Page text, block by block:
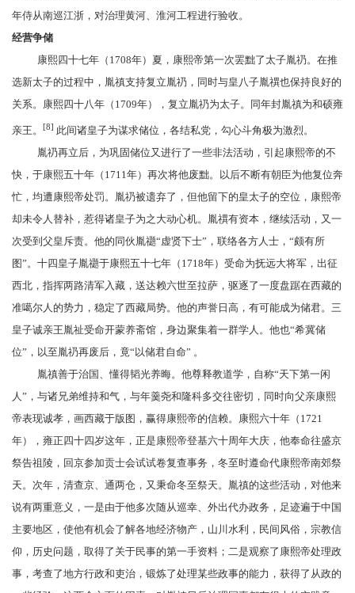
年侍从南巡江浙 ，对治理黄河 淮河工程进行验收。
经营争储
康熙四十七年（1708年）夏，康熙帝第一次罢黜了太子胤礽 。在推
选新太子的过程中，胤禛支持复立胤礽 ，同时与皇八子胤禩也保持良好的
关系。康熙四十八年（1709年），复立胤礽为太子。同年封胤禛为和硕雍
亲王 。 [8] 此间诸皇子为谋求储位，各结私党，勾心斗角极为激烈。
胤礽再立后，为巩固储位又进行了一些非法活动，引起康熙帝的不
快，于康熙五十年（1711年）再次将他废黜。以后不断有朝臣为他复位奔
忙，均遭康熙帝处罚。 胤礽被遗弃了，但他留下的皇太子的空位，康熙帝
却未令人替补，惹得诸皇子为之大动心机。 胤禩有资本，继续活动，又一
次受到父皇斥责。他的同伙胤禵“虚贤下士”，联络各方人士，“颇有所
图”。十四皇子胤禵于康熙五十七年（1718年）受命为抚远大将军 ，出征
西北，指挥两路清军入藏，送达赖六世至拉萨，驱逐了一度盘踞在西藏的
准噶尔人的势力，稳定了西藏局势。他的声誉日高，有可能成为储君。三
皇子诚亲王胤祉受命开蒙养斋馆，身边聚集着一群学人。他也“希冀储
位”，以至胤礽再废后，竟“以储君自命” 。
胤禛善于治国、懂得韬光养晦。他尊释教道学，自称“天下第一闲
人”，与诸兄弟维持和气，与年羹尧和隆科多交往密切，同时向父亲康熙
帝表现诚孝，画西藏于版图，赢得康熙帝的信赖。康熙六十年（1721
年），雍正四十四岁这年，正是康熙帝登基六十周年大庆，他奉命往盛京
祭告祖陵 ，回京参加贡士会试试卷复查事务，冬至时遵命代康熙帝南郊祭
天。次年，清查京、通两仓，又秉命冬至祭天。胤禛的这些活动，对他来
说有两重意义，一是由于他多次随从巡幸、外出代办政务，足迹遍于中国
主要地区，使他有机会了解各地经济物产，山川水利， 民间风俗 ， 宗教信
仰 ，历史问题，取得了关于民事的第一手资料；二是观察了康熙帝处理政
事，考查了地方行政和吏治 ，锻炼了处理某些政事的能力，获得了从政的